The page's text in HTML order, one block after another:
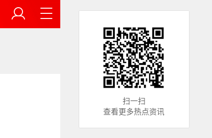
扫一扫
查看更多热点资讯